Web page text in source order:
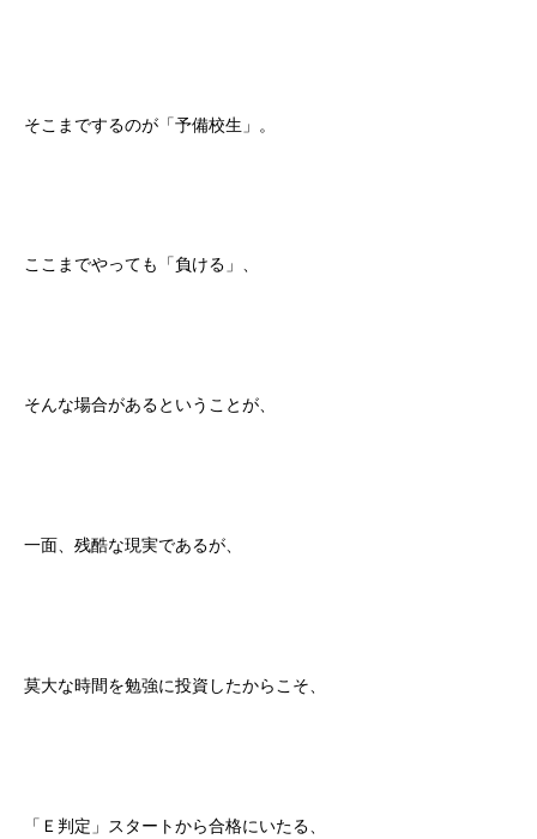
そこまでするのが「予備校生」。
ここまでやっても「負ける」、
そんな場合があるということが、
一面、残酷な現実であるが、
莫大な時間を勉強に投資したからこそ、
「Ｅ判定」スタートから合格にいたる、